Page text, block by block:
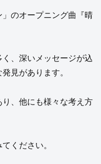
のオープニング曲『晴
、深いメッセージが込
見があります。
、他にも様々な考え方
ください。